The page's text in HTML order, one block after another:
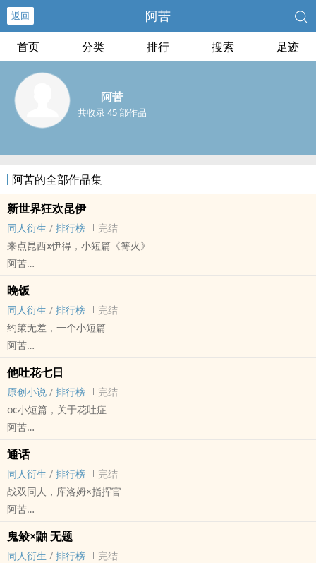
返回 阿苦
首页 分类 排行 搜索 足迹
阿苦
共收录 45 部作品
阿苦的全部作品集
新世界狂欢昆伊
同人衍生 / 排行榜
完结
来点昆西x伊得，小短篇《篝火》
阿苦
晚饭
同人衍生 / 排行榜
完结
约策无差，一个小短篇
阿苦
BL - 短篇 - 完结
他吐花七日
原创小说 / 排行榜
完结
oc小短篇，关于花吐症
阿苦
通话
同人衍生 / 排行榜
完结
战双同人，库洛姆×指挥官
阿苦
完结
鬼鲛×鼬 无题
同人衍生 / 排行榜
完结